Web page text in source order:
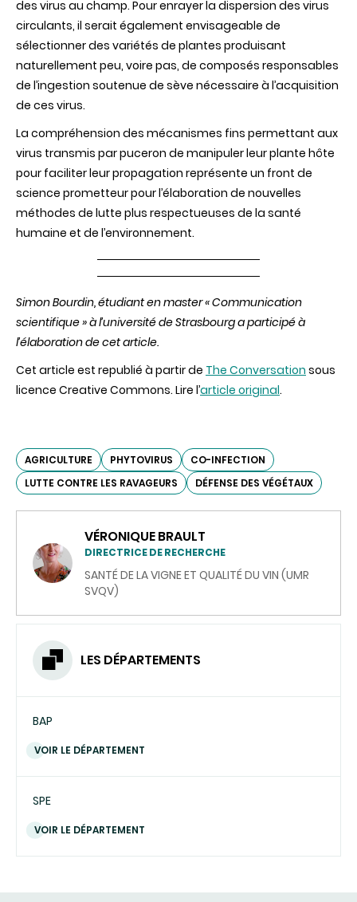
des virus au champ. Pour enrayer la dispersion des virus
circulants, il serait également envisageable de
sélectionner des variétés de plantes produisant
naturellement peu, voire pas, de composés responsables
de l’ingestion soutenue de sève nécessaire à l’acquisition
de ces virus.
La compréhension des mécanismes fins permettant aux
virus transmis par puceron de manipuler leur plante hôte
pour faciliter leur propagation représente un front de
science prometteur pour l’élaboration de nouvelles
méthodes de lutte plus respectueuses de la santé
humaine et de l’environnement.
Simon Bourdin, étudiant en master « Communication
scientifique » à l’université de Strasbourg a participé à
l’élaboration de cet article.
Cet article est republié à partir de The Conversation sous
licence Creative Commons. Lire l’article original.
AGRICULTURE PHYTOVIRUS
CO-INFECTION
LUTTE CONTRE LES RAVAGEURS
DÉFENSE DES VÉGÉTAUX
VÉRONIQUE BRAULT
DIRECTRICE DE RECHERCHE
SANTÉ DE LA VIGNE ET QUALITÉ DU VIN (UMR
SVQV)
LES DÉPARTEMENTS
BAP
VOIR LE DÉPARTEMENT
SPE
VOIR LE DÉPARTEMENT